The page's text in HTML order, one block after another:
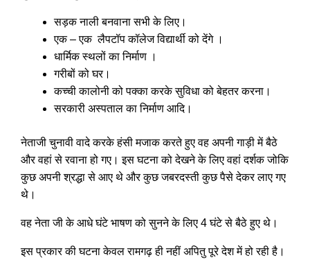
सड़क नाली बनवाना सभी के लिए।
एक – एक लैपटॉप कॉलेज विद्यार्थी को देंगे ।
धार्मिक स्थलों का निर्माण ।
गरीबों को घर।
कच्ची कालोनी को पक्का करके सुविधा को बेहतर करना।
सरकारी अस्पताल का निर्माण आदि।
नेताजी चुनावी वादे करके हंसी मजाक करते हुए वह अपनी गाड़ी में बैठे
और वहां से रवाना हो गए। इस घटना को देखने के लिए वहां दर्शक जोकि
कुछ अपनी श्रद्धा से आए थे और कुछ जबरदस्ती कुछ पैसे देकर लाए गए
थे।
वह नेता जी के आधे घंटे भाषण को सुनने के लिए 4 घंटे से बैठे हुए थे।
इस प्रकार की घटना केवल रामगढ़ ही नहीं अपितु पूरे देश में हो रही है।